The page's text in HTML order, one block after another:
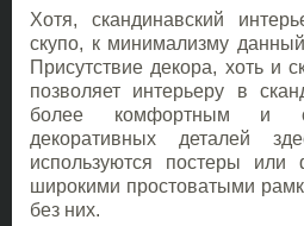
Хотя, скандинавский
скупо, к минимализму
Присутствие декора, хоть и
позволяет интерьеру в
более комфортным и
декоративных деталей
используются постеры
широкими простоватыми
без них.